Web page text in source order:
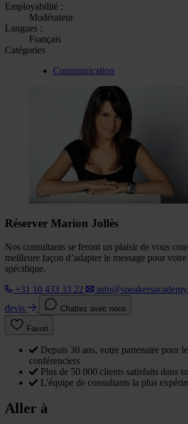
Employabilité :
Modérateur
Langues :
Français
Catégories
Communication
Réserver Marion Jollès
Nos consultants se feront un plaisir de vous
meilleure façon d’adapter le message pour
spécifique.
+31 10 433 33 22
devis
Chattez avec nous
Favori
Depuis 30 ans, votre partenaire pour
conférenciers
Plus de 50 000 clients satisfaits dans
L'équipe de consultants la plus
Aller à